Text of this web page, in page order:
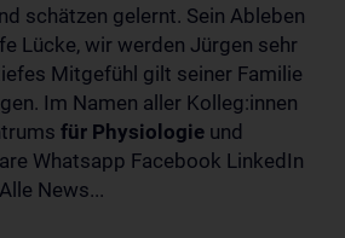
schätzen gelernt. Sein Ableben
Lücke, wir werden Jürgen sehr
Mitgefühl gilt seiner Familie
Im Namen aller Kolleg:innen
für Physiologie und
Whatsapp Facebook LinkedIn
News...